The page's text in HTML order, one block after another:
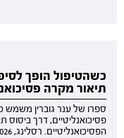
כשהטיפול הופך
תיאור מקרה
ספרו של ענר גוברין משמש
פסיכואנליטיים, דרך
הפסיכואנליטיים. רסלינג, 2026.